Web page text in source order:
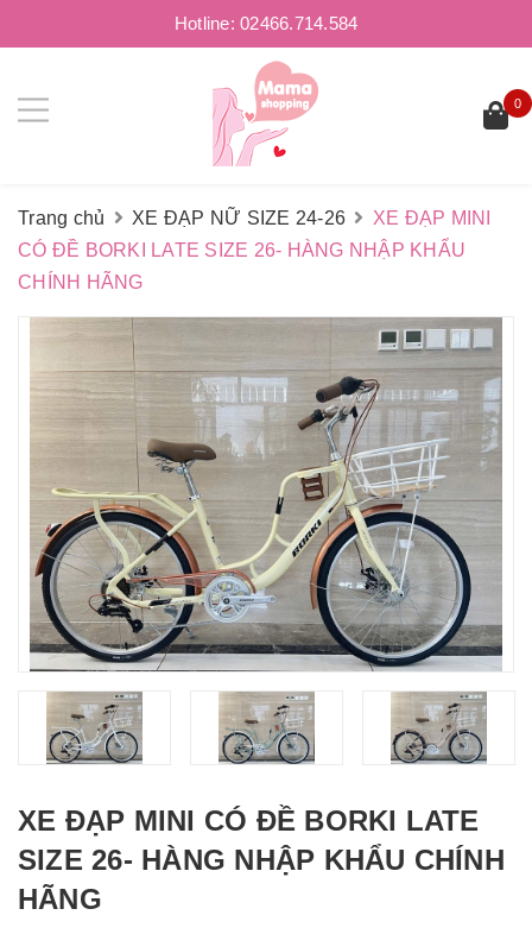
Hotline: 02466.714.584
0
Trang chủ XE ĐẠP NỮ SIZE 24-26
XE ĐẠP MINI
CÓ ĐỀ BORKI LATE SIZE 26- HÀNG NHẬP KHẨU
CHÍNH HÃNG
XE ĐẠP MINI CÓ ĐỀ BORKI LATE
SIZE 26- HÀNG NHẬP KHẨU CHÍNH
HÃNG